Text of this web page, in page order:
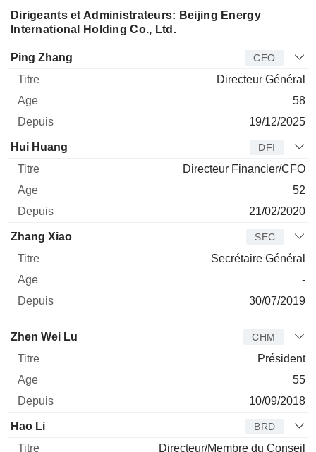
Dirigeants et Administrateurs: Beijing Energy
International Holding Co., Ltd.
Dirigeant Titre
Ping Zhang CEO
Directeur Général
58
19/12/2025
Hui Huang DFI
Directeur Financier/CFO
52
21/02/2020
Zhang Xiao SEC
Secrétaire Général
-
30/07/2019
Administrateur
Zhen Wei Lu CHM
Président
55
10/09/2018
Hao Li BRD
Directeur/Membre du Conseil